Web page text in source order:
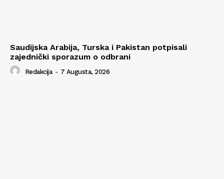
Saudijska Arabija, Turska i Pakistan potpisali
zajednički sporazum o odbrani
Redakcija - 7 Augusta, 2026